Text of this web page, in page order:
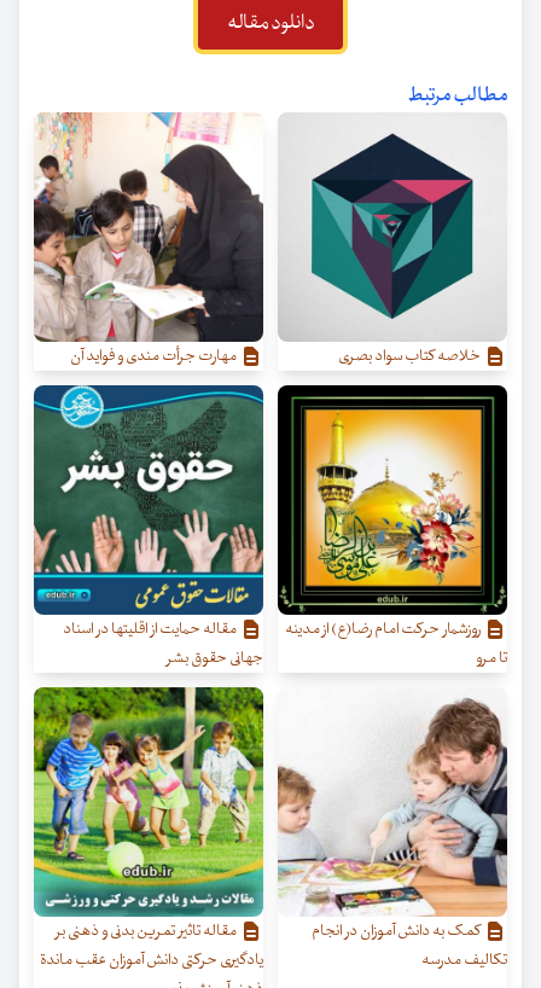
دانلود مقاله
مطالب مرتبط
خلاصه کتاب سواد بصری مهارت جرأت مندی و فواید آن
روزشمار حرکت امام رضا(ع) از مدینه
تا مرو
مقاله حمایت از اقلیتها در اسناد
جهانی حقوق بشر
کمک به دانش آموزان در انجام
تکالیف مدرسه
مقاله تاثیر تمرین بدنی و ذهنی بر
یادگیری حرکتی دانش آموزان عقب ماندة